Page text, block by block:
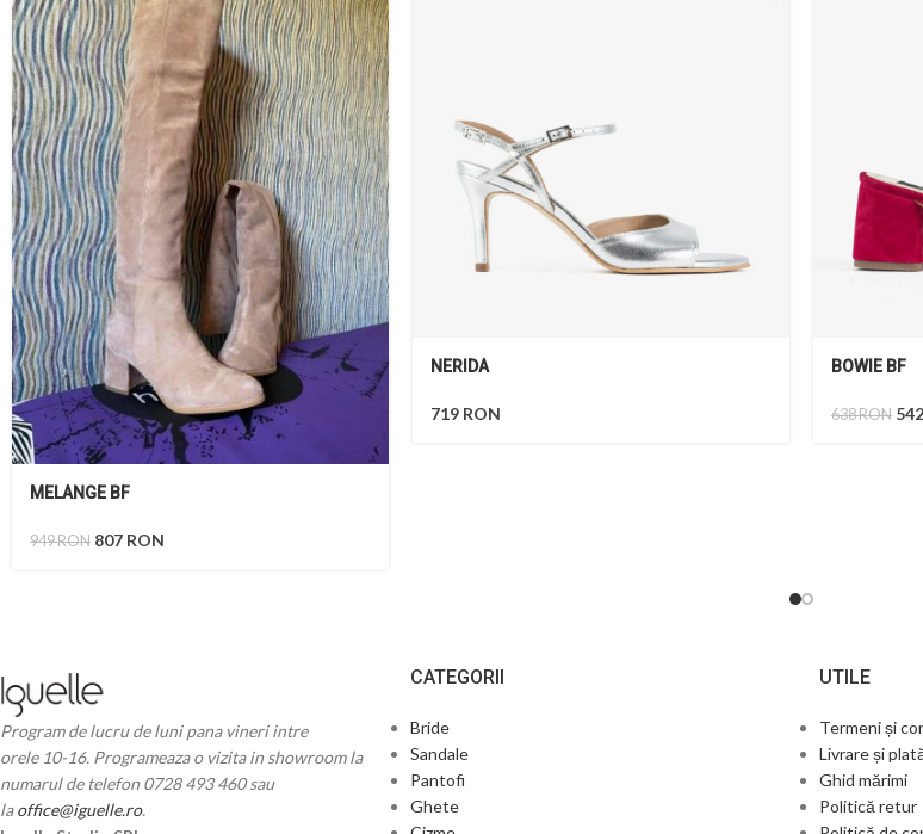
MELANGE BF
949RON 807 RON
NERIDA
719 RON
BOWIE BF
638RON 542
Program de lucru de luni pana vineri intre
orele 10-16. Programeaza o vizita in showroom la
numarul de telefon 0728 493 460 sau
laoffice@iguelle.ro.
CATEGORII
Bride
Sandale
Pantofi
Ghete
UTILE
Termeni și
Livrare și
Ghid mărimi
Politică retur